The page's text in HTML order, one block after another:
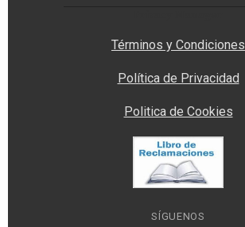
Términos y Condiciones
Política de Privacidad
Politica de Cookies
SÍGUENOS